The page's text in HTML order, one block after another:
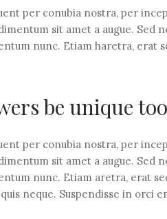
per conubia nostra, per
sit amet a augue. Sed
nunc. Etiam haretra, erat
be unique
per conubia nostra, per
sit amet a augue. Sed
nunc. Etiam aretra, erat
neque. Suspendisse in orci